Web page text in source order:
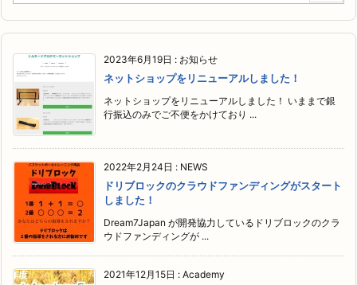
2023年6月19日 : お知らせ
ネットショップをリニューアルしました！
ネットショップをリニューアルしました！ いままで銀
行振込のみでご不便をかけており ...
2022年2月24日 : NEWS
ドリブロックのクラウドファンディングがスタート
しました！
Dream7Japan が開発協力しているドリブロックのクラ
ウドファンディングが ...
2021年12月15日 : Academy